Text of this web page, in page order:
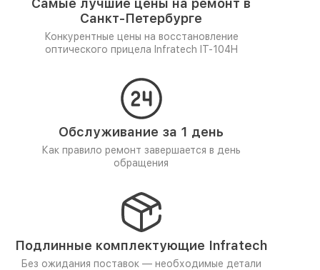
Самые лучшие цены на ремонт в
Санкт-Петербурге
Конкурентные цены на восстановление
оптического прицела Infratech IT-104H
Обслуживание за 1 день
Как правило ремонт завершается в день
обращения
Подлинные комплектующие Infratech
Без ожидания поставок — необходимые детали